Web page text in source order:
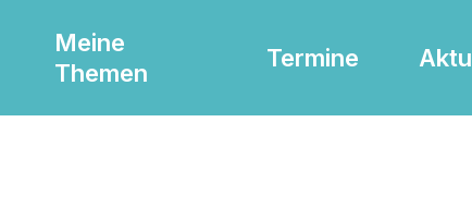
Meine
Themen
Termine